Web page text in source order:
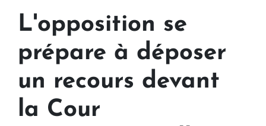
L'opposition se
prépare à déposer
un recours devant
la Cour